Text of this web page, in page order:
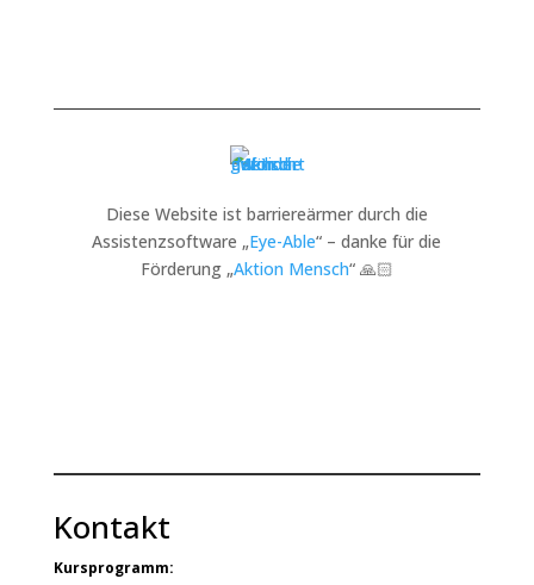
Diese Website ist barriereärmer durch die
Assistenzsoftware „Eye-Able“ – danke für die
Förderung „Aktion Mensch“ 🙏🏻
Kontakt
Kursprogramm: